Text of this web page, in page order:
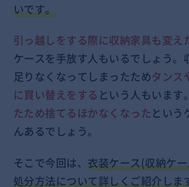
いです。
引っ越しをする際に収納家具も変え
ケースを手放す人もいるでしょう。
足りなくなってしまったためタンス
に買い替えをする という人もいます。
たため捨てるほかなくなったという
んあるでしょう。
そこで今回は、衣装ケース(収納ケ
処分方法について詳しくご紹介しま